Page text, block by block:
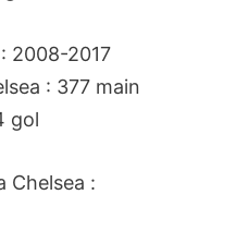
2008-2017
: 377 main
gol
Chelsea :